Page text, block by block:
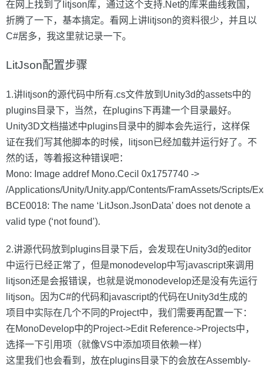
在网上找到了litjson库，通过这个支持.Net的库来曲线救国，
折腾了一下，基本搞定。看网上讲litjson的资料很少，并且以
C#居多，我这里就记录一下。
LitJson配置步骤
1.讲litjson的源代码中所有.cs文件放到Unity3d的assets中的
plugins目录下，当然，在plugins下再建一个目录最好。
Unity3D文档描述中plugins目录中的脚本会先运行，这样保
证在我们写其他脚本的时候，litjson已经加载并运行好了。不
然的话，等着报这种错误吧：
Mono: Image addref Mono.Cecil 0x1757740 ->
/Applications/Unity/Unity.app/Contents/FramAssets/Scripts/
BCE0018: The name ‘LitJson.JsonData’ does not denote a
valid type (‘not found’).
2.讲源代码放到plugins目录下后，会发现在Unity3d的editor
中运行已经正常了，但是monodevelop中写javascript来调用
litjson还是会报错误，也就是说monodevelop还是没有先运行
litjson。因为C#的代码和javascript的代码在Unity3d生成的
项目中实际在几个不同的Project中，我们需要再配置一下：
在MonoDevelop中的Project->Edit Reference->Projects中，
选择一下引用项（就像VS中添加项目依赖一样）
这里我们也会看到，放在plugins目录下的会放在Assembly-